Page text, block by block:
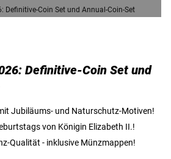
Definitive-Coin Set und Annual-Coin-Set
Definitive-Coin Set und
Jubiläums- und Naturschutz-Motiven!
von Königin Elizabeth II.!
Qualität - inklusive Münzmappen!